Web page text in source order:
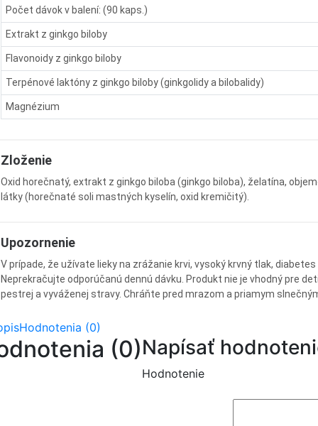
Počet dávok v balení: (90 kaps.)
Extrakt z ginkgo biloby
Flavonoidy z ginkgo biloby
Terpénové laktóny z ginkgo biloby (ginkgolidy a bilobalidy)
Magnézium
Zloženie
Oxid horečnatý, extrakt z ginkgo biloba (ginkgo biloba), želatína,
látky (horečnaté soli mastných kyselín, oxid kremičitý).
Upozornenie
V prípade, že užívate lieky na zrážanie krvi, vysoký krvný tlak,
Neprekračujte odporúčanú dennú dávku. Produkt nie je vhodný pre
pestrej a vyváženej stravy. Chráňte pred mrazom a priamym
Hodnotenia (0)
(0)Napísať
Hodnotenie